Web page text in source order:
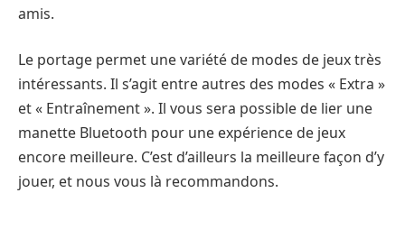
amis.
Le portage permet une variété de modes de jeux très
intéressants. Il s’agit entre autres des modes « Extra »
et « Entraînement ». Il vous sera possible de lier une
manette Bluetooth pour une expérience de jeux
encore meilleure. C’est d’ailleurs la meilleure façon d’y
jouer, et nous vous là recommandons.